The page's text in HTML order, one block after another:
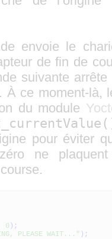
envoie le
de fin de
suivante
À ce moment-là,
du module
pour éviter
ne
0 ) ;
PLEASE WAIT..." ) ;